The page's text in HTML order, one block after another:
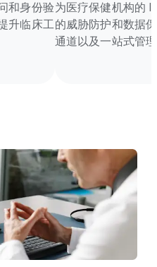
和身份验
升临床工
为医疗保健机构的
的威胁防护和数据
通道以及一站式管